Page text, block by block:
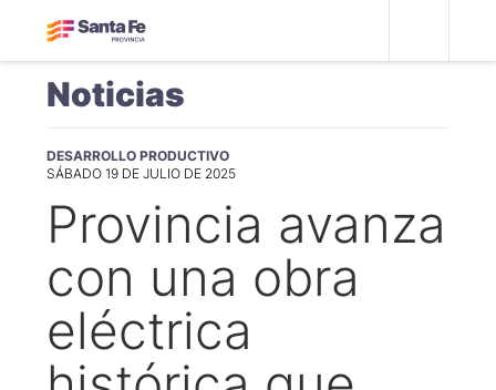
Noticias
DESARROLLO PRODUCTIVO
SÁBADO 19 DE JULIO DE 2025
Provincia avanza
con una obra
eléctrica